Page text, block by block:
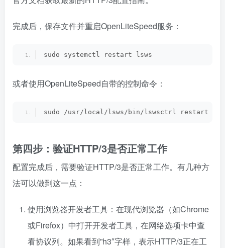
完成后，保存文件并重启OpenLiteSpeed服务：
sudo systemctl restart lsws
或者使用OpenLiteSpeed自带的控制命令：
sudo /usr/local/lsws/bin/lswsctrl restart
第四步：验证HTTP/3是否正常工作
配置完成后，需要验证HTTP/3是否正常工作。有几种方
法可以做到这一点：
使用浏览器开发者工具：在现代浏览器（如Chrome
或Firefox）中打开开发者工具，在网络选项卡中查
看协议列。如果看到”h3″字样，表示HTTP/3正在工